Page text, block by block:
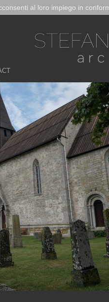
al loro impiego in